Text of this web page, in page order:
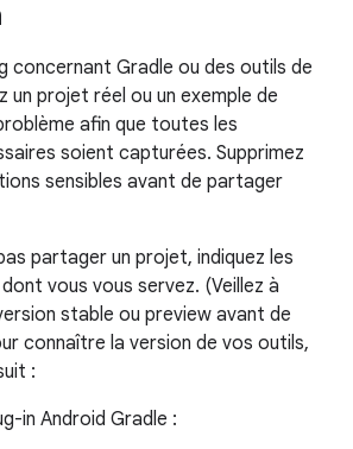
concernant Gradle ou des outils de
un projet réel ou un exemple de
afin que toutes les
soient capturées. Supprimez
sensibles avant de partager
partager un projet, indiquez les
vous vous servez. (Veillez à
stable ou preview avant de
connaître la version de vos outils,
:
in Android Gradle :